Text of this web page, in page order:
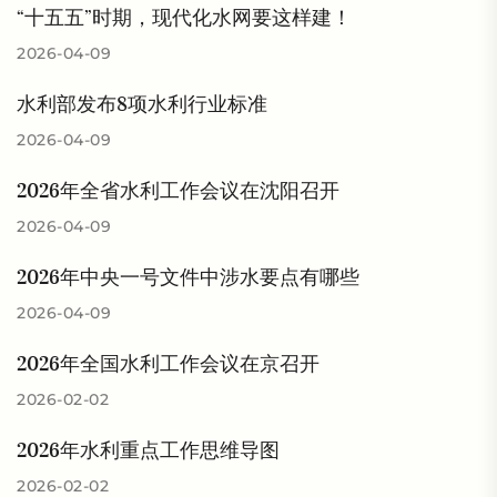
“十五五”时期，现代化水网要这样建！
2026-04-09
水利部发布8项水利行业标准
2026-04-09
2026年全省水利工作会议在沈阳召开
2026-04-09
2026年中央一号文件中涉水要点有哪些
2026-04-09
2026年全国水利工作会议在京召开
2026-02-02
2026年水利重点工作思维导图
2026-02-02